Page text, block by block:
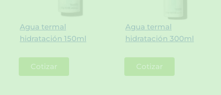
Agua termal
hidratación 150ml
Cotizar
Agua termal
hidratación 300ml
Cotizar